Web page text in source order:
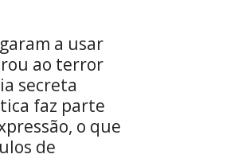
a usar
ao terror
secreta
faz parte
o que
de